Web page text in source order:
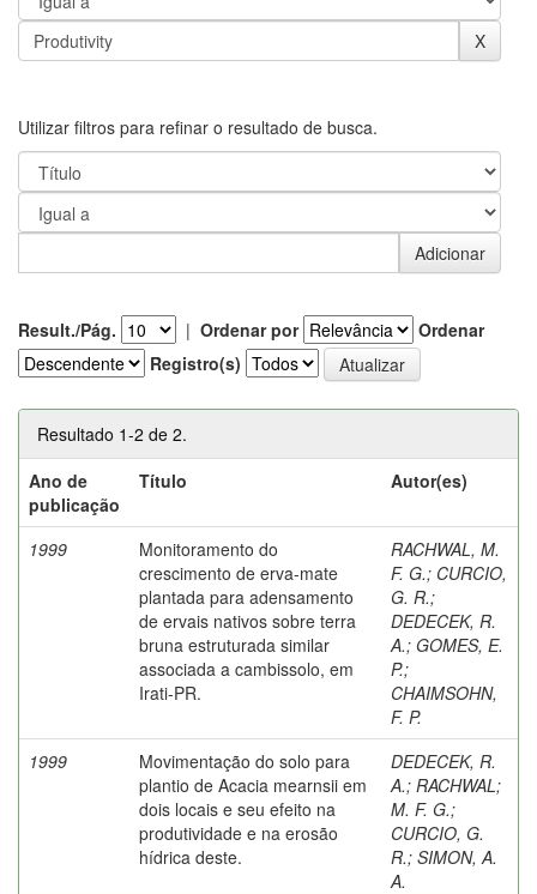
Utilizar filtros para refinar o resultado de busca.
Result./Pág. | Ordenar por
Ordenar
Registro(s)
Resultado 1-2 de 2.
Ano de
publicação
Título Autor(es)
1999
Monitoramento do
crescimento de erva-mate
plantada para adensamento
de ervais nativos sobre terra
bruna estruturada similar
associada a cambissolo, em
Irati-PR.
RACHWAL, M.
F. G.; CURCIO,
G. R.;
DEDECEK, R.
A.; GOMES, E.
P.;
CHAIMSOHN,
F. P.
1999
Movimentação do solo para
plantio de Acacia mearnsii em
dois locais e seu efeito na
produtividade e na erosão
hídrica deste.
DEDECEK, R.
A.; RACHWAL;
M. F. G.;
CURCIO, G.
R.; SIMON, A.
A.